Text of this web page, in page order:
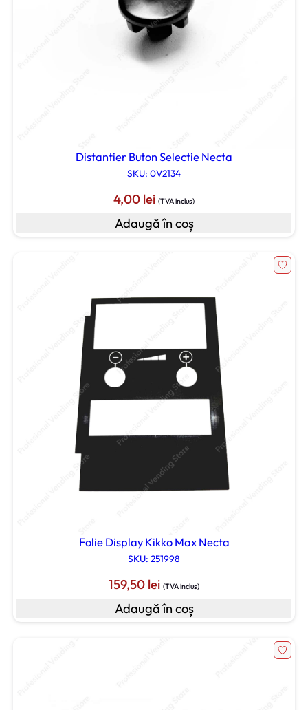
Distantier Buton Selectie Necta
SKU: 0V2134
4,00 lei (TVA inclus)
Adaugă în coș
Folie Display Kikko Max Necta
SKU: 251998
159,50 lei (TVA inclus)
Adaugă în coș